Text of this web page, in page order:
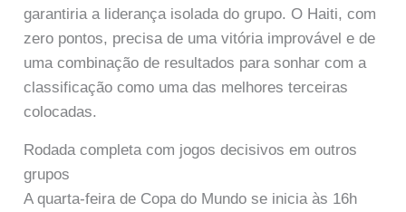
garantiria a liderança isolada do grupo. O Haiti, com
zero pontos, precisa de uma vitória improvável e de
uma combinação de resultados para sonhar com a
classificação como uma das melhores terceiras
colocadas.
Rodada completa com jogos decisivos em outros
grupos
A quarta-feira de Copa do Mundo se inicia às 16h